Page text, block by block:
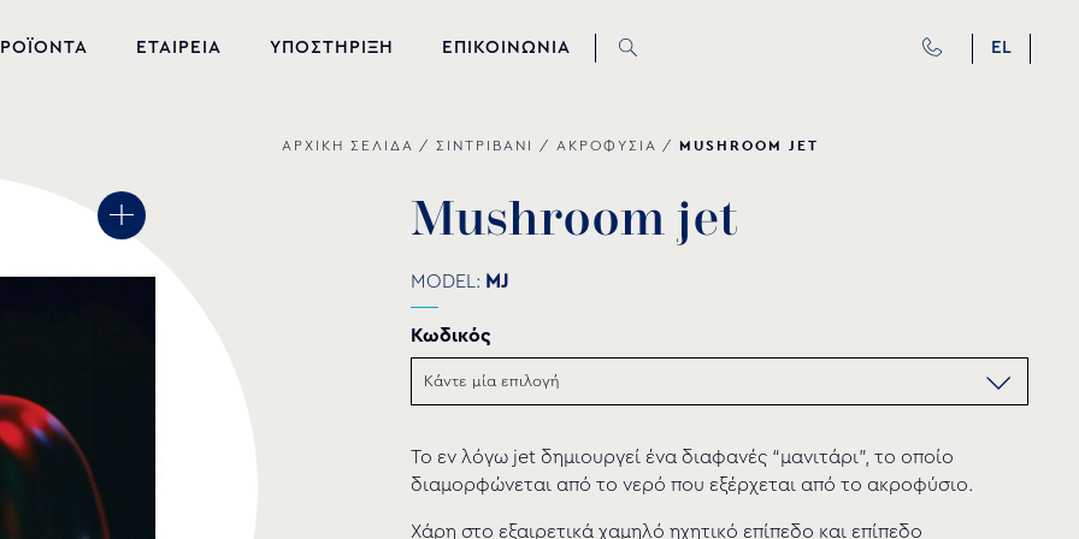
EL
ΕΞΟΠΛΙΣΜΟΣ ΠΙΣΙΝΑΣ
PVC-U ΕΞΑΡΤΗΜΑΤΑ
ΑΝΤΛΙΕΣ ΥΔΑΤΩΝ
ΧΗΜΙΚΑ ΠΙΣΙΝΑΣ
ΕΤΑΙΡΕΙΑ ΥΠΟΣΤΗΡΙΞΗ ΕΠΙΚΟΙΝΩΝΙΑ
ΑΡΧΙΚΗ ΣΕΛΙΔΑ / ΣΙΝΤΡΙΒΑΝΙ / ΑΚΡΟΦΥΣΙΑ / MUSHROOM JET
Mushroom jet
MODEL: MJ
Κωδικός
Το εν λόγω jet δημιουργεί ένα διαφανές “μανιτάρι”, το οποίο
διαμορφώνεται από το νερό που εξέρχεται από το ακροφύσιο.
Χάρη στο εξαιρετικά χαμηλό ηχητικό επίπεδο και επίπεδο